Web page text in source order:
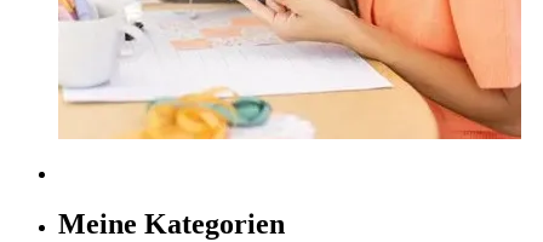
Meine Kategorien